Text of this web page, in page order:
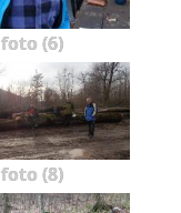
foto (6)
foto (8)